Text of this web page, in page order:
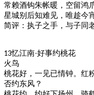
常赖酒钩朱帐暖，空留鸿
星城别后知难见，唯趁今
简评：执子之手，与子同
13忆江南·好事约桃花
火鸟
桃花好，一见已情钟。红
否约东风？